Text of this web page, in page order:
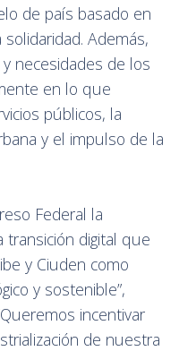
de país basado en
Además,
necesidades de los
en lo que
públicos, la
y el impulso de la
Federal la
digital que
y Ciuden como
y sostenible”,
incentivar
de nuestra